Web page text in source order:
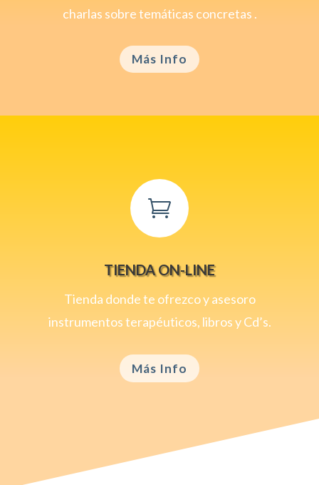
charlas sobre temáticas concretas .
Más Info

TIENDA ON-LINE
Tienda donde te ofrezco y asesoro
instrumentos terapéuticos, libros y Cd’s.
Más Info